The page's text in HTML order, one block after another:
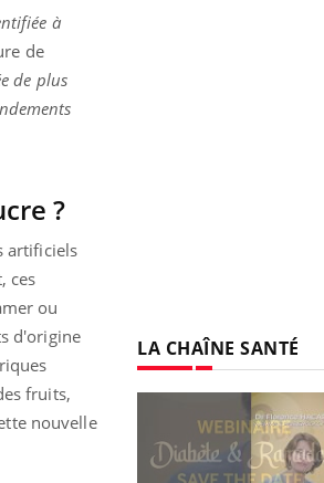
à
de
de plus
?
artificiels
ces
ou
d'origine
fruits,
nouvelle
LA CHAÎNE SANTÉ